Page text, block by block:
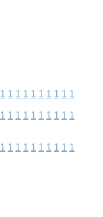
1 1 1 1 1 1 1 1 1 1
1 1 1 1 1 1 1 1 1 1
1 1 1 1 1 1 1 1 1 1